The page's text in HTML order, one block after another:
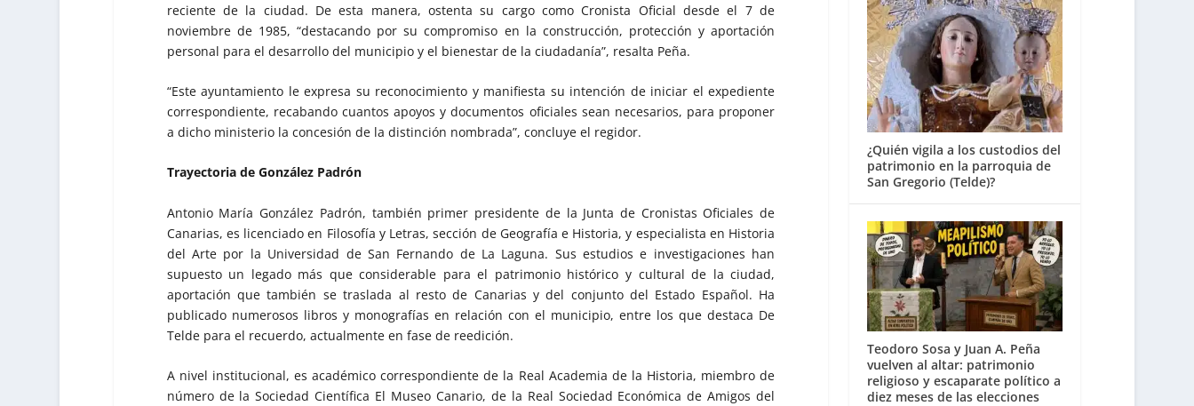
reciente de la ciudad. De esta manera, ostenta su cargo como Cronista Oficial desde el 7 de
noviembre de 1985, “destacando por su compromiso en la construcción, protección y aportación
personal para el desarrollo del municipio y el bienestar de la ciudadanía”, resalta Peña.
“Este ayuntamiento le expresa su reconocimiento y manifiesta su intención de iniciar el expediente
correspondiente, recabando cuantos apoyos y documentos oficiales sean necesarios, para proponer
a dicho ministerio la concesión de la distinción nombrada”, concluye el regidor.
Trayectoria de González Padrón
Antonio María González Padrón, también primer presidente de la Junta de Cronistas Oficiales de
Canarias, es licenciado en Filosofía y Letras, sección de Geografía e Historia, y especialista en Historia
del Arte por la Universidad de San Fernando de La Laguna. Sus estudios e investigaciones han
supuesto un legado más que considerable para el patrimonio histórico y cultural de la ciudad,
aportación que también se traslada al resto de Canarias y del conjunto del Estado Español. Ha
publicado numerosos libros y monografías en relación con el municipio, entre los que destaca De
Telde para el recuerdo, actualmente en fase de reedición.
A nivel institucional, es académico correspondiente de la Real Academia de la Historia, miembro de
número de la Sociedad Científica El Museo Canario, de la Real Sociedad Económica de Amigos del
¿Quién vigila a los custodios del
patrimonio en la parroquia de
San Gregorio (Telde)?
Teodoro Sosa y Juan A. Peña
vuelven al altar: patrimonio
religioso y escaparate político a
diez meses de las elecciones